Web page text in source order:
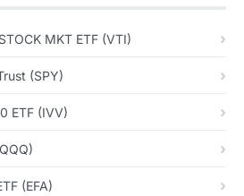
MKT ETF (VTI)
(SPY)
ETF (IVV)
(EFA)